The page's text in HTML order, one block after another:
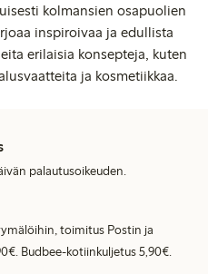
kolmansien osapuolien
inspiroivaa ja edullista
erilaisia konsepteja, kuten
ja kosmetiikkaa.
palautusoikeuden.
toimitus Postin ja
Budbee-kotiinkuljetus 5,90€.